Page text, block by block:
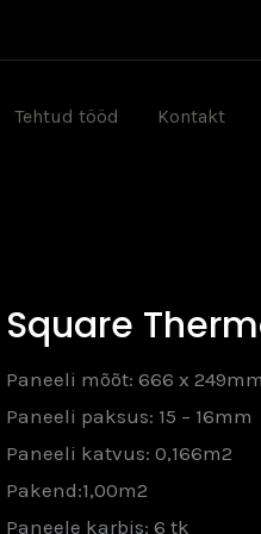
Tehtud tööd Kontakt
Square
Paneeli mõõt: 666 x 249mm
Paneeli paksus: 15 – 16mm
Paneeli katvus: 0,166m2
Pakend:1,00m2
Paneele karbis: 6 tk